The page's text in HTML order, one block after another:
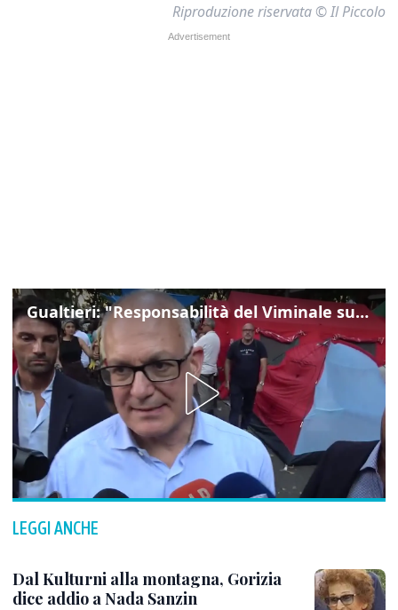
Riproduzione riservata © Il Piccolo
Gualtieri: "Responsabilità del Viminale su Spin Time? La posizione dei partiti è nota"
LEGGI ANCHE
Dal Kulturni alla montagna, Gorizia
dice addio a Nada Sanzin